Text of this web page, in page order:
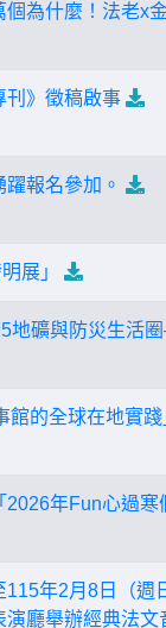
為什麼！法老x
刊》徵稿啟事
報名參加。
展」
地礦與防災生活
的全球在地實踐
年Fun心過
年2月8日（週
廳舉辦經典法